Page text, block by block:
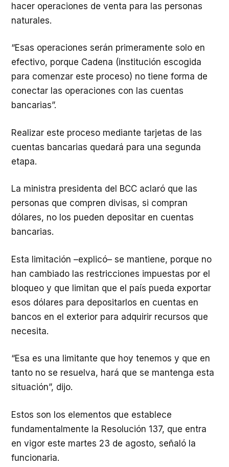
hacer operaciones de venta para las personas
naturales.
“Esas operaciones serán primeramente solo en
efectivo, porque Cadena (institución escogida
para comenzar este proceso) no tiene forma de
conectar las operaciones con las cuentas
bancarias”.
Realizar este proceso mediante tarjetas de las
cuentas bancarias quedará para una segunda
etapa.
La ministra presidenta del BCC aclaró que las
personas que compren divisas, si compran
dólares, no los pueden depositar en cuentas
bancarias.
Esta limitación –explicó– se mantiene, porque no
han cambiado las restricciones impuestas por el
bloqueo y que limitan que el país pueda exportar
esos dólares para depositarlos en cuentas en
bancos en el exterior para adquirir recursos que
necesita.
“Esa es una limitante que hoy tenemos y que en
tanto no se resuelva, hará que se mantenga esta
situación”, dijo.
Estos son los elementos que establece
fundamentalmente la Resolución 137, que entra
en vigor este martes 23 de agosto, señaló la
funcionaria.